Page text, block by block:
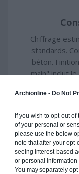
Archionline - Do Not
If you wish to opt-out
of your personal or
please use the below
note that after your
seeing interest-based
or personal information
You may separately
Chiffrage
standards.
béton.
main" inclut